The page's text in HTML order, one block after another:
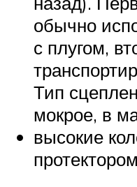
обычно
с плугом,
Тип
мокрое, в
высокие